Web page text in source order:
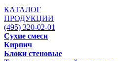
КАТАЛОГ
ПРОДУКЦИИ
(495) 320-02-01
Сухие смеси
Кирпич
Блоки стеновые